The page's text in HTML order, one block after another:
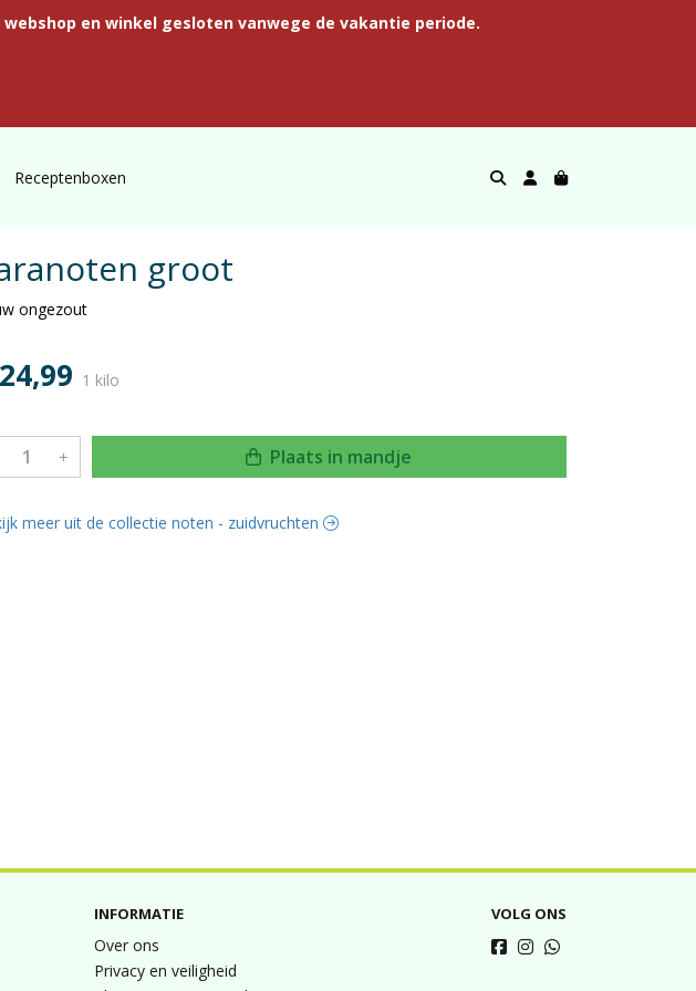
en winkel gesloten vanwege de vakantie periode.
Receptenboxen
groot
ongezout
1 kilo
+ Plaats in mandje
meer uit de collectie noten - zuidvruchten
INFORMATIE
Over ons
Privacy en veiligheid
VOLG ONS